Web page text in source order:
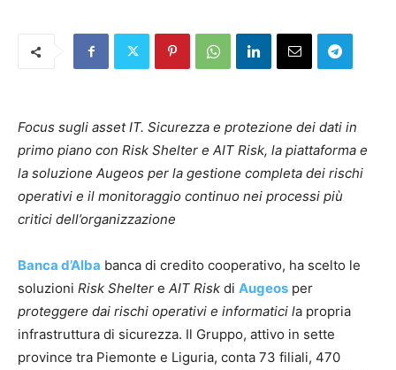
Focus sugli asset IT. Sicurezza e protezione dei dati in
primo piano con Risk Shelter e AIT Risk, la piattaforma e
la soluzione Augeos per la gestione completa dei rischi
operativi e il monitoraggio continuo nei processi più
critici dell’organizzazione
Banca d’Alba banca di credito cooperativo, ha scelto le
soluzioni Risk Shelter e AIT Risk di Augeos per
proteggere dai rischi operativi e informatici la propria
infrastruttura di sicurezza. Il Gruppo, attivo in sette
province tra Piemonte e Liguria, conta 73 filiali, 470